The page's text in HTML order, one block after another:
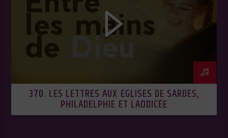
370. LES LETTRES AUX EGLISES DE SARDES,
PHILADELPHIE ET LAODICÉE